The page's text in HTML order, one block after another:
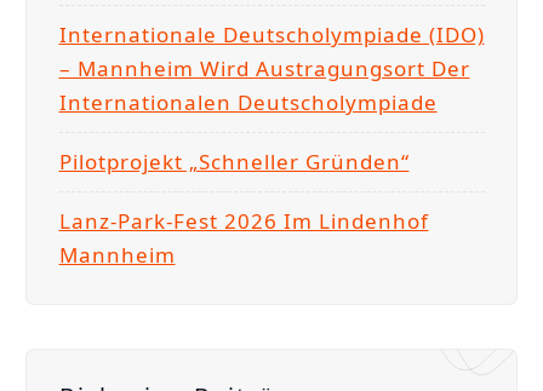
Internationale Deutscholympiade (IDO)
– Mannheim Wird Austragungsort Der
Internationalen Deutscholympiade
Pilotprojekt „Schneller Gründen“
Lanz-Park-Fest 2026 Im Lindenhof
Mannheim